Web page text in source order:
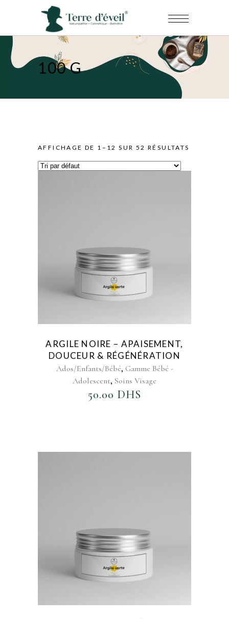
100 G
AFFICHAGE DE 1–12 SUR 52 RÉSULTATS
ARGILE NOIRE – APAISEMENT,
DOUCEUR & RÉGÉNÉRATION
Ados/Enfants/Bébé, Gamme Bébé -
Adolescent, Soins Visage
50.00 DHS